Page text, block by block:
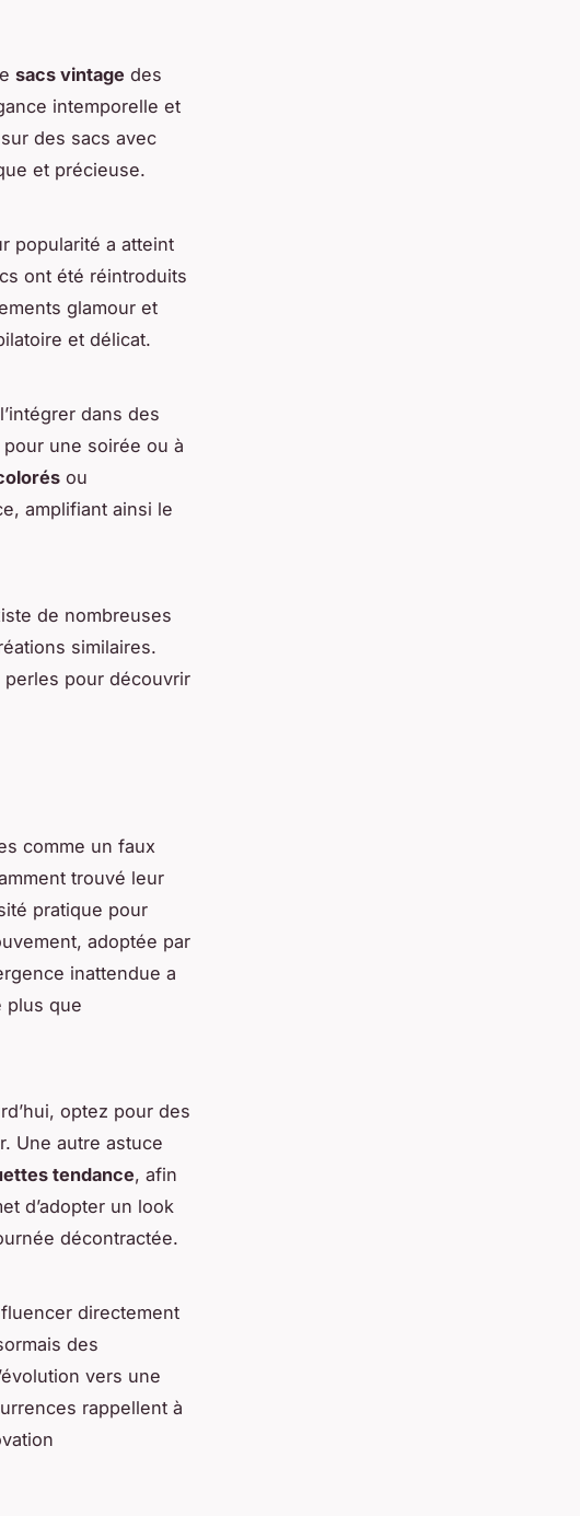
sacs vintage des
intemporelle et
des sacs avec
et précieuse.
popularité a atteint
ont été réintroduits
glamour et
et délicat.
dans des
une soirée ou à
ou
amplifiant ainsi le
de nombreuses
similaires.
pour découvrir
comme un faux
trouvé leur
pratique pour
adoptée par
inattendue a
plus que
optez pour des
Une autre astuce
tendance, afin
d’adopter un look
décontractée.
directement
des
vers une
rappellent à